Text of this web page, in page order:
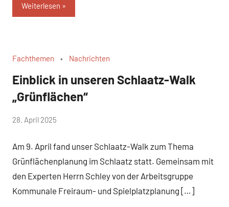
Weiterlesen
Fachthemen Nachrichten
Einblick in unseren Schlaatz-Walk
„Grünflächen“
von
Braun
28. April 2025
Am 9. April fand unser Schlaatz-Walk zum Thema
Grünflächenplanung im Schlaatz statt. Gemeinsam mit
den Experten Herrn Schley von der Arbeitsgruppe
Kommunale Freiraum- und Spielplatzplanung […]